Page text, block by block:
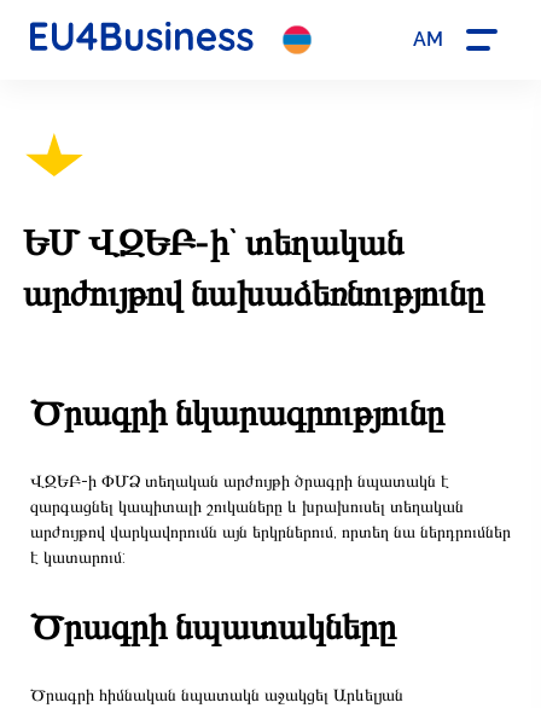
ԵՄ ՎԶԵԲ-ի` տեղական
արժույթով նախաձեռնությունը
Ծրագրի նկարագրությունը
ՎԶԵԲ-ի ՓՄՁ տեղական արժույթի ծրագրի նպատակն է
զարգացնել կապիտալի շուկաները և խրախուսել տեղական
արժույթով վարկավորումն այն երկրներում, որտեղ նա ներդրումներ
է կատարում:
Ծրագրի նպատակները
Ծրագրի հիմնական նպատակն աջակցել Արևելյան
AM